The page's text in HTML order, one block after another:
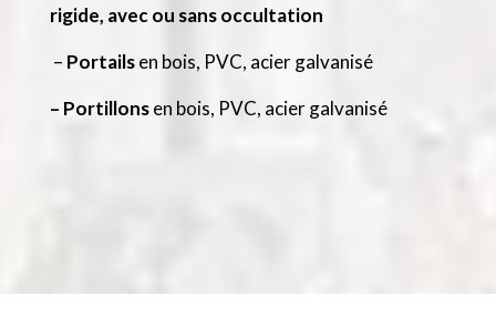
rigide, avec ou sans occultation
– Portailsen bois, PVC, acier galvanisé
– Portillonsen bois, PVC, acier galvanisé